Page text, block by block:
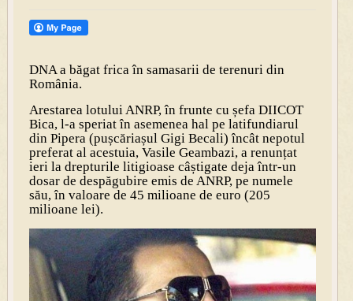
DNA a băgat frica în samasarii de terenuri din
România.
Arestarea lotului ANRP, în frunte cu șefa DIICOT
Bica, l-a speriat în asemenea hal pe latifundiarul
din Pipera (pușcăriașul Gigi Becali) încât nepotul
preferat al acestuia, Vasile Geambazi, a renunțat
ieri la drepturile litigioase câștigate deja într-un
dosar de despăgubire emis de ANRP, pe numele
său, în valoare de 45 milioane de euro (205
milioane lei).